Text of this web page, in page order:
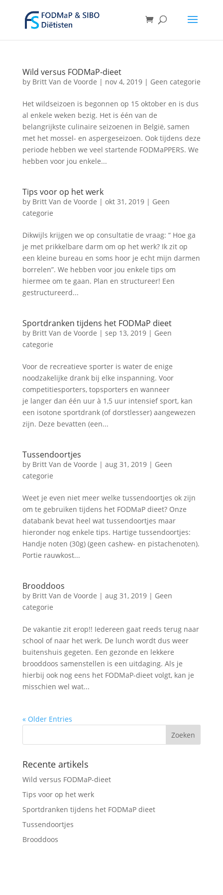
Wild versus FODMaP-dieet
by Britt Van de Voorde | nov 4, 2019| Geen categorie
Het wildseizoen is begonnen op 15 oktober en is dus
al enkele weken bezig. Het is één van de
belangrijkste culinaire seizoenen in België, samen
met het mossel- en aspergeseizoen. Ook tijdens deze
periode hebben we veel startende FODMaPPERS. We
hebben voor jou enkele...
Tips voor op het werk
by Britt Van de Voorde | okt 31, 2019| Geen
categorie
Dikwijls krijgen we op consultatie de vraag: “ Hoe ga
je met prikkelbare darm om op het werk? Ik zit op
een kleine bureau en soms hoor je echt mijn darmen
borrelen”. We hebben voor jou enkele tips om
hiermee om te gaan. Plan en structureer! Een
gestructureerd...
Sportdranken tijdens het FODMaP dieet
by Britt Van de Voorde | sep 13, 2019| Geen
categorie
Voor de recreatieve sporter is water de enige
noodzakelijke drank bij elke inspanning. Voor
competitiesporters, topsporters en wanneer
je langer dan één uur à 1,5 uur intensief sport, kan
een isotone sportdrank (of dorstlesser) aangewezen
zijn. Deze bevatten (een...
Tussendoortjes
by Britt Van de Voorde | aug 31, 2019| Geen
categorie
Weet je even niet meer welke tussendoortjes ok zijn
om te gebruiken tijdens het FODMaP dieet? Onze
databank bevat heel wat tussendoortjes maar
hieronder nog enkele tips. Hartige tussendoortjes:
Handje noten (30g) (geen cashew- en pistachenoten).
Portie rauwkost...
Brooddoos
by Britt Van de Voorde | aug 31, 2019| Geen
categorie
De vakantie zit erop!! Iedereen gaat reeds terug naar
school of naar het werk. De lunch wordt dus weer
buitenshuis gegeten. Een gezonde en lekkere
brooddoos samenstellen is een uitdaging. Als je
hierbij ook nog eens het FODMaP-dieet volgt, kan je
misschien wel wat...
« Older Entries
Recente artikels
Wild versus FODMaP-dieet
Tips voor op het werk
Sportdranken tijdens het FODMaP dieet
Tussendoortjes
Brooddoos